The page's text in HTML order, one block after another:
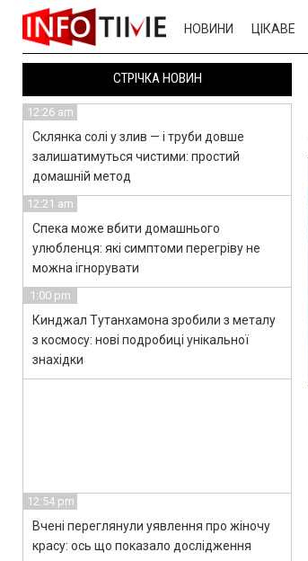
НОВИНИ ЦІКАВЕ
СТРІЧКА НОВИН
12:26 am
Склянка солі у злив — і труби довше
залишатимуться чистими: простий
домашній метод
12:21 am
Спека може вбити домашнього
улюбленця: які симптоми перегріву не
можна ігнорувати
1:00 pm
Кинджал Тутанхамона зробили з металу
з космосу: нові подробиці унікальної
знахідки
12:54 pm
Вчені переглянули уявлення про жіночу
красу: ось що показало дослідження